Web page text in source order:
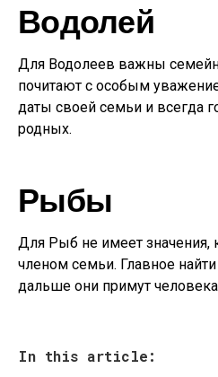
Водолей
Для Водолеев важны
почитают с особым
даты своей семьи и всегда
родных.
Рыбы
Для Рыб не имеет значения,
членом семьи. Главное
дальше они примут
In this article: